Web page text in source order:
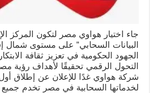
جاء اختيار هواوي مصر لتكون المركز
البيانات السحابي” على مستوى شمال
الجهود الحكومية في تعزيز ثقافة
شركة هواوي غدًا للإعلان عن إطلاق
لخدماتها السحابية في مصر تخدم